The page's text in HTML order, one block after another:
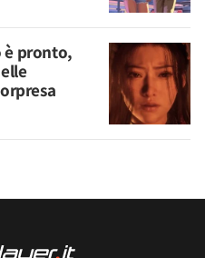
è pronto,